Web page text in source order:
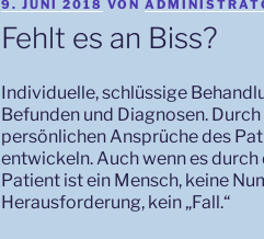
VERÖFFENTLICHT
AM
9. JUNI 2018 VON
Fehlt es an Biss?
Individuelle, schlüssige
Befunden und Diagnosen.
persönlichen Ansprüche des
entwickeln. Auch wenn es durch
Patient ist ein Mensch, keine
Herausforderung, kein „Fall.“